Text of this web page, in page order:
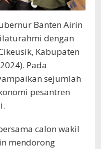
Banten Airin
dengan
Kabupaten
Pada
sejumlah
pesantren
calon wakil
mendorong